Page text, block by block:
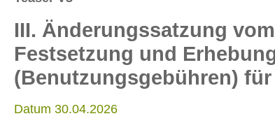
III. Änderungssatzung
Festsetzung und
(Benutzungsgebühren) für
Datum 30.04.2026